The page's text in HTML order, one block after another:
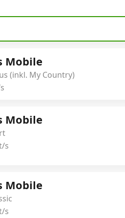
Mobile
(inkl. My Country)
Mobile
s
Mobile
s